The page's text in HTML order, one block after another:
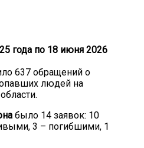
года по 18 июня 2026
637 обращений о
людей на
было 14 заявок: 10
3 – погибшими, 1